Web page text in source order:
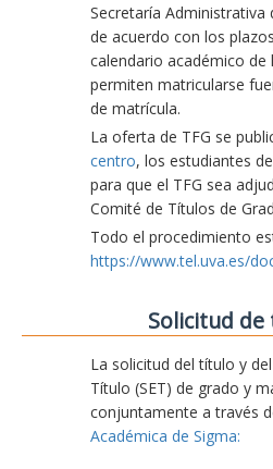
Secretaría Administrativa
de acuerdo con los
calendario académico de
permiten matricularse
de matrícula.
La oferta de TFG se
centro, los estudiantes
para que el TFG sea
Comité de Títulos de
Todo el procedimiento
https://www.tel.uva.es/
Solicitud
La solicitud del título y
Título (SET) de grado y
conjuntamente a través
Académica de Sigma: